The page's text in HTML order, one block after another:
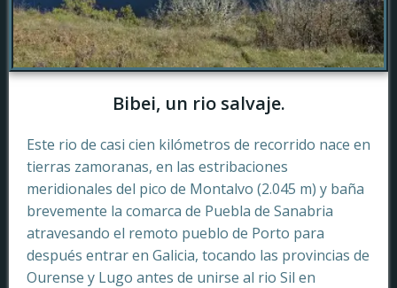
Bibei, un rio salvaje.
Este rio de casi cien kilómetros de recorrido nace en
tierras zamoranas, en las estribaciones
meridionales del pico de Montalvo (2.045 m) y baña
brevemente la comarca de Puebla de Sanabria
atravesando el remoto pueblo de Porto para
después entrar en Galicia, tocando las provincias de
Ourense y Lugo antes de unirse al rio Sil en